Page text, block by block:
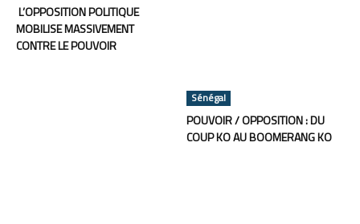
L’OPPOSITION POLITIQUE
MOBILISE MASSIVEMENT
CONTRE LE POUVOIR
Sénégal
POUVOIR / OPPOSITION : DU
COUP KO AU BOOMERANG KO